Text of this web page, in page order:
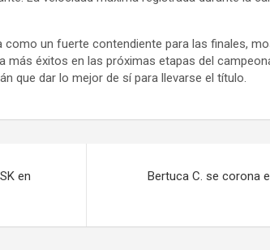
un fuerte contendiente para las finales,
más éxitos en las próximas etapas del
que dar lo mejor de sí para llevarse el título.
en
Bertuca C. se corona